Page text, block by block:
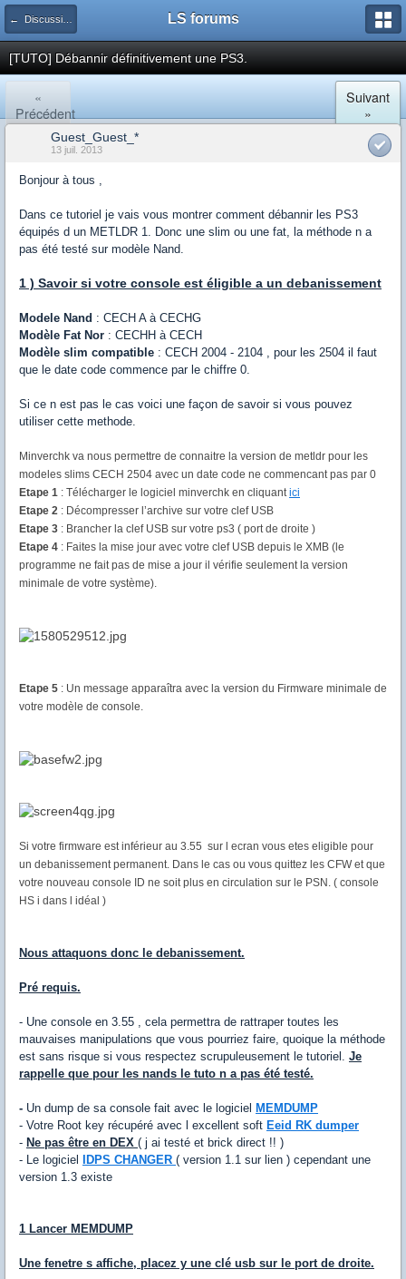
← Discussions générales (jeux, hardware...) LS forums
[TUTO] Débannir définitivement une PS3.
«
Précédent
Suivant
»
Guest_Guest_*
13 juil. 2013
Bonjour à tous ,
Dans ce tutoriel je vais vous montrer comment débannir les PS3
équipés d un METLDR 1. Donc une slim ou une fat, la méthode n a
pas été testé sur modèle Nand.
1 ) Savoir si votre console est éligible a un debanissement
Modele Nand : CECH A à CECHG
Modèle Fat Nor : CECHH à CECH
Modèle slim compatible : CECH 2004 - 2104 , pour les 2504 il faut
que le date code commence par le chiffre 0.
Si ce n est pas le cas voici une façon de savoir si vous pouvez
utiliser cette methode.
Minverchk va nous permettre de connaitre la version de metldr pour les
modeles slims CECH 2504 avec un date code ne commencant pas par 0
Etape 1 : Télécharger le logiciel minverchk en cliquantici
Etape 2 : Décompresser l’archive sur votre clef USB
Etape 3 : Brancher la clef USB sur votre ps3 ( port de droite )
Etape 4 : Faites la mise jour avec votre clef USB depuis le XMB (le
programme ne fait pas de mise a jour il vérifie seulement la version
minimale de votre système).
Etape 5 : Un message apparaîtra avec la version du Firmware minimale de
votre modèle de console.
Si votre firmware est inférieur au 3.55 sur l ecran vous etes eligible pour
un debanissement permanent. Dans le cas ou vous quittez les CFW et que
votre nouveau console ID ne soit plus en circulation sur le PSN. ( console
HS i dans l idéal )
Nous attaquons donc le debanissement.
Pré requis.
- Une console en 3.55 , cela permettra de rattraper toutes les
mauvaises manipulations que vous pourriez faire, quoique la méthode
est sans risque si vous respectez scrupuleusement le tutoriel. Je
rappelle que pour les nands le tuto n a pas été testé.
- Un dump de sa console fait avec le logiciel MEMDUMP
- Votre Root key récupéré avec l excellent soft Eeid RK dumper
- Ne pas être en DEX ( j ai testé et brick direct !! )
- Le logiciel
IDPS CHANGER ( version 1.1 sur lien ) cependant une
version 1.3 existe
1 Lancer MEMDUMP
Une fenetre s affiche, placez y une clé usb sur le port de droite.